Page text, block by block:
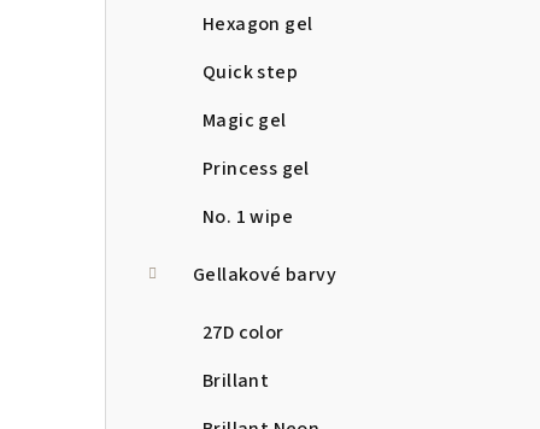
Hexagon gel
Quick step
Magic gel
Princess gel
No. 1 wipe
Gellakové barvy
27D color
Brillant